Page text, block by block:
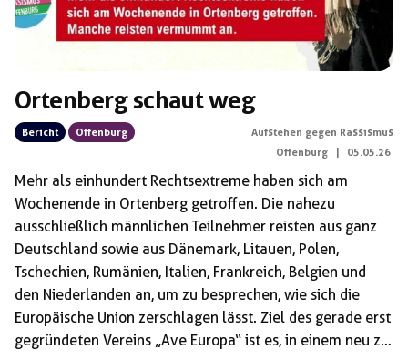
Ortenberg schaut weg
Bericht Offenburg
Aufstehen gegen Rassismus
Offenburg
| 05.05.26
Mehr als einhundert Rechtsextreme haben sich am
Wochenende in Ortenberg getroffen. Die nahezu
ausschließlich männlichen Teilnehmer reisten aus ganz
Deutschland sowie aus Dänemark, Litauen, Polen,
Tschechien, Rumänien, Italien, Frankreich, Belgien und
den Niederlanden an, um zu besprechen, wie sich die
Europäische Union zerschlagen lässt. Ziel des gerade erst
gegründeten Vereins „Ave Europa“ ist es, in einem neu zu